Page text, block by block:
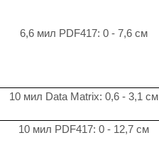
6,6 мил PDF417: 0 - 7,6 см
10 мил Data Matrix: 0,6 - 3,1 см
10 мил PDF417: 0 - 12,7 см